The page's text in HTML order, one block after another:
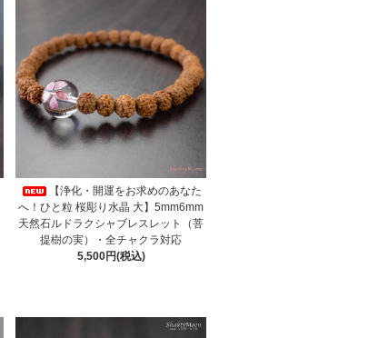
【浄化・開運をお求めのあなた
へ！ひと粒 桜彫り水晶 大】5mm6mm
天然石ルドラクシャブレスレット（菩
提樹の実）・全チャクラ対応
5,500円(税込)